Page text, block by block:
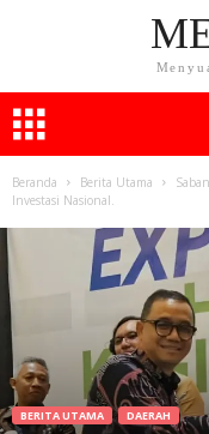
Beranda Berita Utama
Investasi Nasional.
BERITA UTAMA DAERAH